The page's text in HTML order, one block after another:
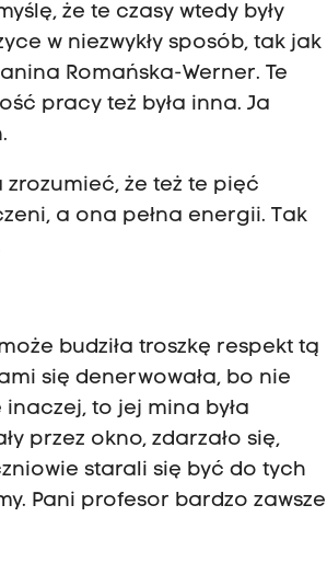
że te czasy wtedy były
w niezwykły sposób, tak jak
Romańska-Werner. Te
pracy też była inna. Ja
zrozumieć, że też te pięć
a ona pełna energii. Tak
budziła troszkę respekt tą
się denerwowała, bo nie
inaczej, to jej mina była
przez okno, zdarzało się,
starali się być do tych
Pani profesor bardzo zawsze